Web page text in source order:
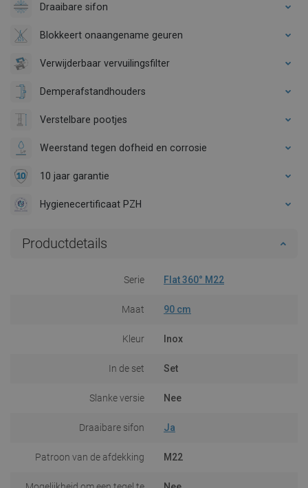
Draaibare sifon
Blokkeert onaangename geuren
Verwijderbaar vervuilingsfilter
Demperafstandhouders
Verstelbare pootjes
Weerstand tegen dofheid en corrosie
10 jaar garantie
Hygienecertificaat PZH
Productdetails
Serie Flat 360° M22
Maat 90 cm
Kleur Inox
In de set Set
Slanke versie Nee
Draaibare sifon Ja
Patroon van de afdekking M22